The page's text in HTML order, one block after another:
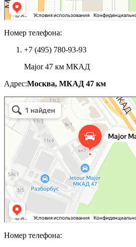
Номер телефона:
+7 (495) 780-93-93
Major 47 км МКАД
Адрес:Москва, МКАД 47 км
Номер телефона: